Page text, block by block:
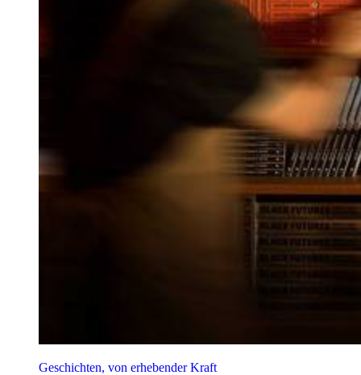
Geschichten, von erhebender Kraft